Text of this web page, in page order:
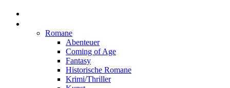
Romane
Abenteuer
Coming of Age
Fantasy
Historische Romane
Krimi/Thriller